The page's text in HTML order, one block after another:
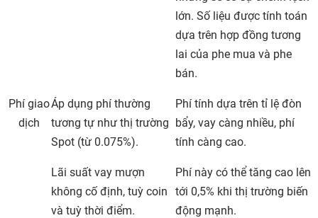
lớn. Số liệu được tính toán
dựa trên hợp đồng tương
lai của phe mua và phe
bán.
Phí giao
dịch
Áp dụng phí thường
tương tự như thị trường
Spot (từ 0.075%).
Lãi suất vay mượn
không cố định, tuỳ coin
và tuỳ thời điểm.
Phí tính dựa trên tỉ lệ đòn
bẩy, vay càng nhiều, phí
tính càng cao.
Phí này có thể tăng cao lên
tới 0,5% khi thị trường biến
động mạnh.